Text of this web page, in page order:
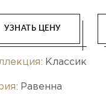
УЗНАТЬ ЦЕНУ
Классик
Равенна